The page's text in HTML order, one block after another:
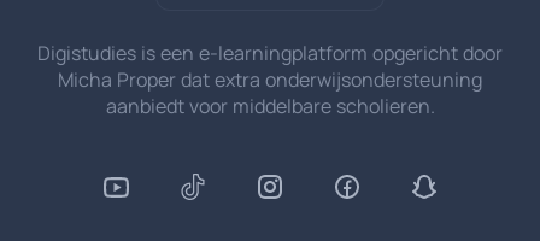
Digistudies is een e-learningplatform opgericht door
Micha Proper dat extra onderwijsondersteuning
aanbiedt voor middelbare scholieren.